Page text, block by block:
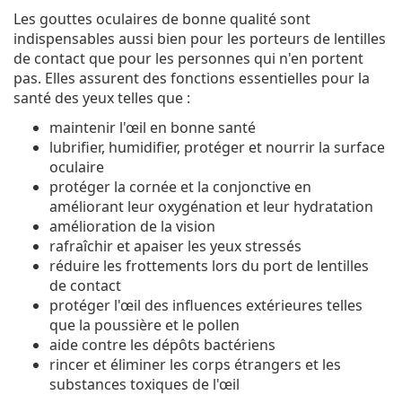
Les gouttes oculaires de bonne qualité sont
indispensables aussi bien pour les porteurs de lentilles
de contact que pour les personnes qui n'en portent
pas. Elles assurent des fonctions essentielles pour la
santé des yeux telles que :
maintenir l'œil en bonne santé
lubrifier, humidifier, protéger et nourrir la surface
oculaire
protéger la cornée et la conjonctive en
améliorant leur oxygénation et leur hydratation
amélioration de la vision
rafraîchir et apaiser les yeux stressés
réduire les frottements lors du port de lentilles
de contact
protéger l'œil des influences extérieures telles
que la poussière et le pollen
aide contre les dépôts bactériens
rincer et éliminer les corps étrangers et les
substances toxiques de l'œil